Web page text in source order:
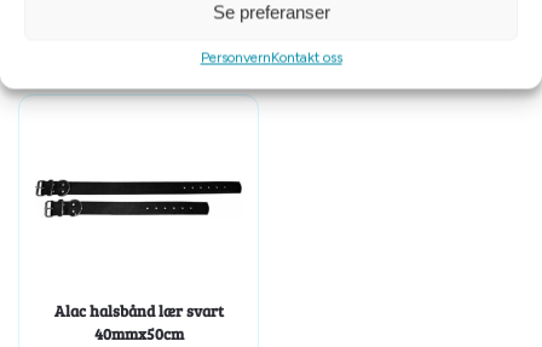
Se preferanser
PersonvernKontakt oss
Alac halsbånd lær svart
40mmx50cm